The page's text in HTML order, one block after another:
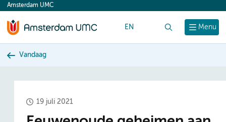
content
Menu
Amsterdam UMC
EN
Vandaag
19 juli 2021